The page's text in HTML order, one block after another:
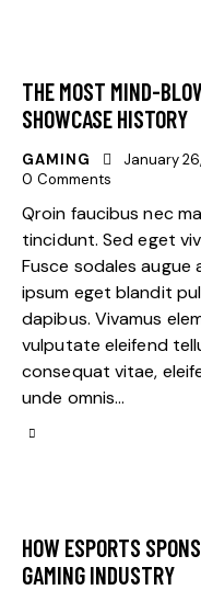
THE MOST MIND-
SHOWCASE HISTORY
GAMING January
0 Comments
Qroin faucibus nec
tincidunt. Sed eget
Fusce sodales augue
ipsum eget blandit
dapibus. Vivamus
vulputate eleifend
consequat vitae,
unde omnis…
HOW ESPORTS
GAMING INDUSTRY